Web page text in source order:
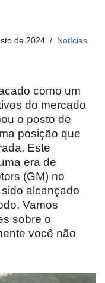
de 2024 Notícias
como um
do mercado
o posto de
posição que
Este
era de
(GM) no
alcançado
Vamos
sobre o
você não